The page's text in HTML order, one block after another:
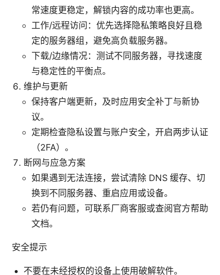
常速度更稳定，解锁内容的成功率也更高。
工作/远程访问：优先选择隐私策略良好且稳
定的服务器组，避免高负载服务器。
下载/边缘情况：测试不同服务器，寻找速度
与稳定性的平衡点。
维护与更新
保持客户端更新，及时应用安全补丁与新协
议。
定期检查隐私设置与账户安全，开启两步认证
（2FA）。
断网与应急方案
如果遇到无法连接，尝试清除 DNS 缓存、切
换到不同服务器、重启应用或设备。
若仍有问题，可联系厂商客服或查阅官方帮助
文档。
安全提示
不要在未经授权的设备上使用破解软件。